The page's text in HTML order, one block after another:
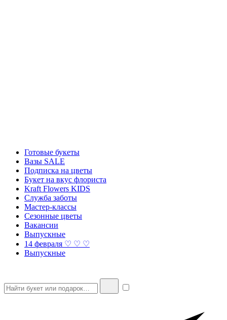
Готовые букеты
Вазы SALE
Подписка на цветы
Букет на вкус флориста
Kraft Flowers KIDS
Служба заботы
Мастер-классы
Сезонные цветы
Вакансии
Выпускные
14 февраля ♡ ♡ ♡
Выпускные